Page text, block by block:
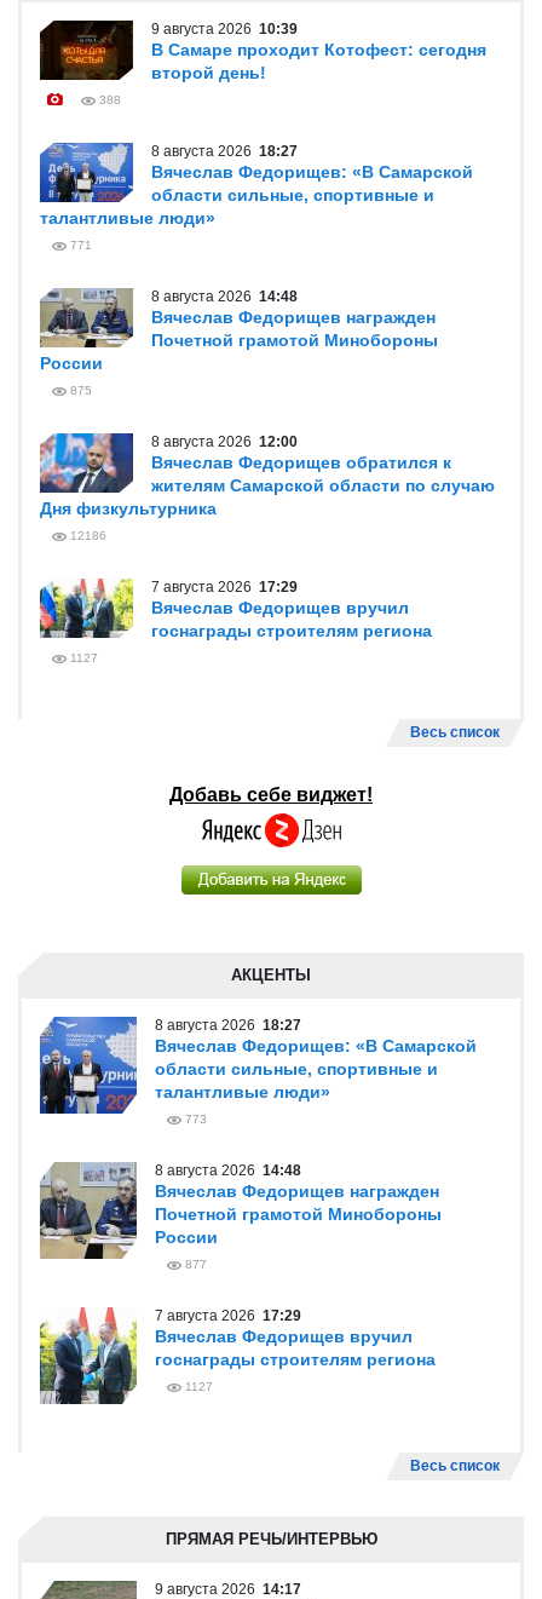
9 августа 2026 10:39
В Самаре проходит Котофест: сегодня
второй день!
388
8 августа 2026 18:27
Вячеслав Федорищев: «В Самарской
области сильные, спортивные и
талантливые люди»
771
8 августа 2026 14:48
Вячеслав Федорищев награжден
Почетной грамотой Минобороны
России
875
8 августа 2026 12:00
Вячеслав Федорищев обратился к
жителям Самарской области по случаю
Дня физкультурника
12186
7 августа 2026 17:29
Вячеслав Федорищев вручил
госнаграды строителям региона
1127
Весь список
Добавь себе виджет!
АКЦЕНТЫ
8 августа 2026 18:27
Вячеслав Федорищев: «В Самарской
области сильные, спортивные и
талантливые люди»
773
8 августа 2026 14:48
Вячеслав Федорищев награжден
Почетной грамотой Минобороны
России
877
7 августа 2026 17:29
Вячеслав Федорищев вручил
госнаграды строителям региона
1127
Весь список
ПРЯМАЯ РЕЧЬ/ИНТЕРВЬЮ
9 августа 2026 14:17